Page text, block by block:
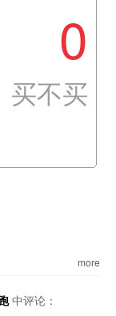
0
买不买
more
中评论：